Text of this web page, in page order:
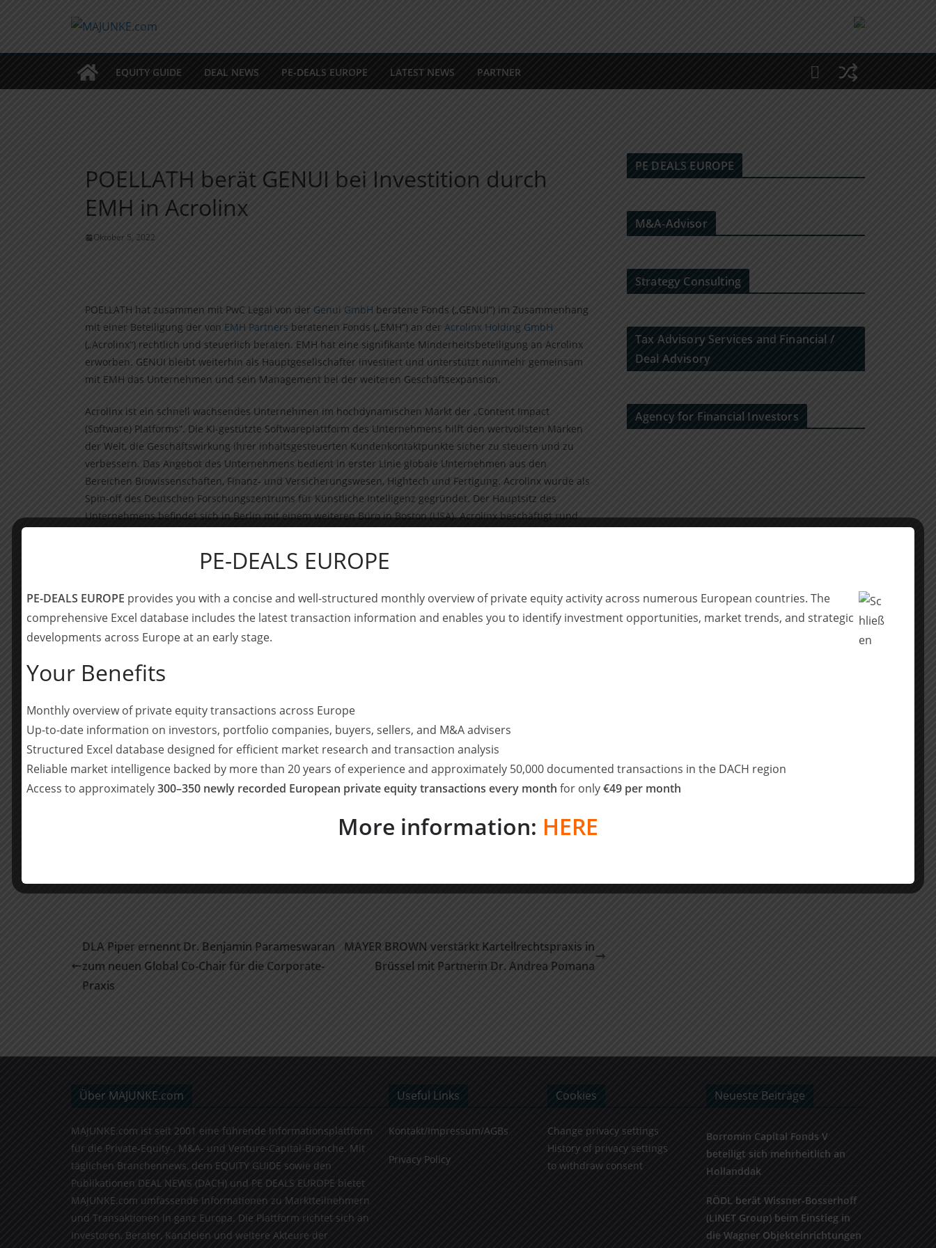
EQUITY GUIDE DEAL NEWS PE-DEALS EUROPE LATEST NEWS PARTNER
POELLATH berät GENUI bei Investition durch
EMH in Acrolinx
Oktober 5, 2022
POELLATH hat zusammen mit PwC Legal von der Genui GmbH beratene Fonds („GENUI“) im Zusammenhang
mit einer Beteiligung der von EMH Partners beratenen Fonds („EMH“) an der Acrolinx Holding GmbH
(„Acrolinx“) rechtlich und steuerlich beraten. EMH hat eine signifikante Minderheitsbeteiligung an Acrolinx
erworben. GENUI bleibt weiterhin als Hauptgesellschafter investiert und unterstützt nunmehr gemeinsam
mit EMH das Unternehmen und sein Management bei der weiteren Geschäftsexpansion.
Acrolinx ist ein schnell wachsendes Unternehmen im hochdynamischen Markt der „Content Impact
(Software) Platforms“. Die KI-gestützte Softwareplattform des Unternehmens hilft den wertvollsten Marken
der Welt, die Geschäftswirkung ihrer inhaltsgesteuerten Kundenkontaktpunkte sicher zu steuern und zu
verbessern. Das Angebot des Unternehmens bedient in erster Linie globale Unternehmen aus den
Bereichen Biowissenschaften, Finanz- und Versicherungswesen, Hightech und Fertigung. Acrolinx wurde als
Spin-off des Deutschen Forschungszentrums für Künstliche Intelligenz gegründet. Der Hauptsitz des
Unternehmens befindet sich in Berlin mit einem weiteren Büro in Boston (USA). Acrolinx beschäftigt rund
POELLATH hat GENUI im Rahmen der Investition rechtlich und steuerlich mit folgendem
Dr. Tim Kaufhold(Partner, Federführung, M&A/Private Equity, München)
Dr. Nico Fischer(Partner, Steuerrecht, München)
Dr. Moritz Klein
Christine Funk, LL.M.(Senior Associate, M&A/Private Equity, Frankfurt aM)
Matthias Oberbauer, LL.M.(Senior Associate, M&A/Private Equity, München)
Dr. Stefan Weinberger(Senior Associate, Steuerrecht, Frankfurt aM)
Andreas Gesell(Associate, Steuern, München)
DLA Piper ernennt Dr. Benjamin Parameswaran
zum neuen Global Co-Chair für die Corporate-
Praxis
MAYER BROWN verstärkt Kartellrechtspraxis in
Brüssel mit Partnerin Dr. Andrea Pomana
PE DEALS EUROPE
M&A-Advisor
Strategy Consulting
Tax Advisory Services and Financial /
Deal Advisory
Agency for Financial Investors
Über MAJUNKE.com
MAJUNKE.com ist seit 2001 eine führende Informationsplattform
für die Private-Equity-, M&A- und Venture-Capital-Branche. Mit
täglichen Branchennews, dem EQUITY GUIDE sowie den
Publikationen DEAL NEWS (DACH) und PE DEALS EUROPE bietet
MAJUNKE.com umfassende Informationen zu Marktteilnehmern
und Transaktionen in ganz Europa. Die Plattform richtet sich an
Investoren, Berater, Kanzleien und weitere Akteure der
Useful Links
Kontakt/Impressum/AGBs
Privacy Policy
Cookies
Change privacy settings
History of privacy settings
to withdraw consent
Neueste Beiträge
Borromin Capital Fonds V
beteiligt sich mehrheitlich an
Hollanddak
RÖDL berät Wissner-Bosserhoff
(LINET Group) beim Einstieg in
die Wagner Objekteinrichtungen
PE-DEALS EUROPE
PE-DEALS EUROPE provides you with a concise and well-structured monthly overview of private equity activity across numerous European countries. The
comprehensive Excel database includes the latest transaction information and enables you to identify investment opportunities, market trends, and strategic
developments across Europe at an early stage.
Your Benefits
Monthly overview of private equity transactions across Europe
Up-to-date information on investors, portfolio companies, buyers, sellers, and M&A advisers
Structured Excel database designed for efficient market research and transaction analysis
Reliable market intelligence backed by more than 20 years of experience and approximately 50,000 documented transactions in the DACH region
Access to approximately300–350 newly recorded European private equity transactions every month for only€49 per month
More information: HERE